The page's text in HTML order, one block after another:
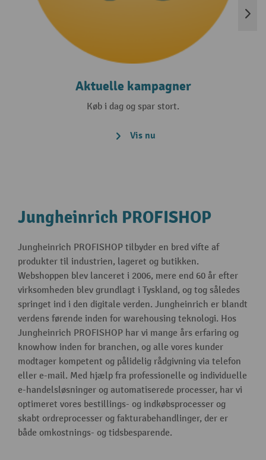
Aktuelle kampagner
Køb i dag og spar stort.
Vis nu
Jungheinrich PROFISHOP
Jungheinrich PROFISHOP tilbyder en bred vifte af
produkter til industrien, lageret og butikken.
Webshoppen blev lanceret i 2006, mere end 60 år efter
virksomheden blev grundlagt i Tyskland, og tog således
springet ind i den digitale verden. Jungheinrich er blandt
verdens førende inden for warehousing teknologi. Hos
Jungheinrich PROFISHOP har vi mange års erfaring og
knowhow inden for branchen, og alle vores kunder
modtager kompetent og pålidelig rådgivning via telefon
eller e-mail. Med hjælp fra professionelle og individuelle
e-handelsløsninger og automatiserede processer, har vi
optimeret vores bestillings- og indkøbsprocesser og
skabt ordreprocesser og fakturabehandlinger, der er
både omkostnings- og tidsbesparende.